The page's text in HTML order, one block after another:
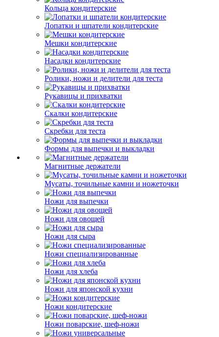
Кольца кондитерские
Лопатки и шпатели кондитерские
Мешки кондитерские
Насадки кондитерские
Ролики, ножи и делители для теста
Рукавицы и прихватки
Скалки кондитерские
Скребки для теста
Формы для выпечки и выкладки
Магнитные держатели
Мусаты, точильные камни и ножеточки
Ножи для выпечки
Ножи для овощей
Ножи для сыра
Ножи специализированные
Ножи для хлеба
Ножи для японской кухни
Ножи кондитерские
Ножи поварские, шеф-ножи